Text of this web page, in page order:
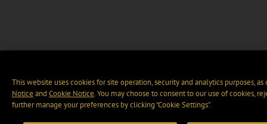
This website uses cookies for site operation, security and analytics purposes,
Notice and Cookie Notice. You may choose to consent to our use of cookies,
further manage your preferences by clicking “Cookie Settings".